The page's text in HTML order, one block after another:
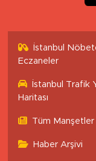
İstanbul
Eczaneler
İstanbul Trafik
Haritası
Tüm Manşetler
Haber Arşivi